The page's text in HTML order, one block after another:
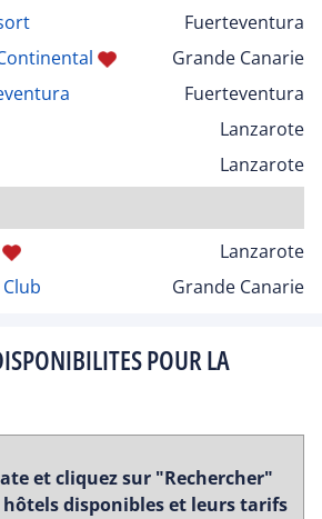
Fuerteventura
Grande Canarie
Fuerteventura
Lanzarote
Lanzarote
Lanzarote
Grande Canarie
POUR LA
et cliquez sur "Rechercher"
disponibles et leurs tarifs